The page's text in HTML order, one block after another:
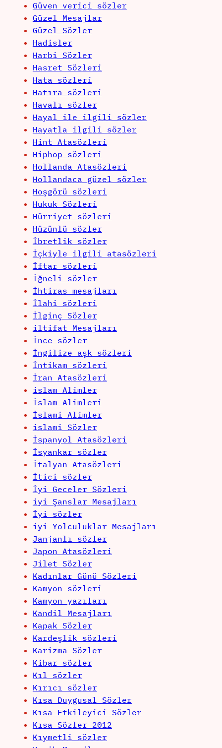
Güven verici sözler
Güzel Mesajlar
Güzel Sözler
Hadisler
Harbi Sözler
Hasret Sözleri
Hata sözleri
Hatıra sözleri
Havalı sözler
Hayal ile ilgili sözler
Hayatla ilgili sözler
Hint Atasözleri
Hiphop sözleri
Hollanda Atasözleri
Hollandaca güzel sözler
Hoşgörü sözleri
Hukuk Sözleri
Hürriyet sözleri
Hüzünlü sözler
İbretlik sözler
İçkiyle ilgili atasözleri
İftar sözleri
İğneli sözler
İhtiras mesajları
İlahi sözleri
İlginç Sözler
iltifat Mesajları
İnce sözler
İngilize aşk sözleri
İntikam sözleri
İran Atasözleri
islam Alimler
İslam Alimleri
İslami Alimler
islami Sözler
İspanyol Atasözleri
İsyankar sözler
İtalyan Atasözleri
İtici sözler
İyi Geceler Sözleri
iyi Şanslar Mesajları
İyi sözler
iyi Yolculuklar Mesajları
Janjanlı sözler
Japon Atasözleri
Jilet Sözler
Kadınlar Günü Sözleri
Kamyon sözleri
Kamyon yazıları
Kandil Mesajları
Kapak Sözler
Kardeşlik sözleri
Karizma Sözler
Kibar sözler
Kıl sözler
Kırıcı sözler
Kısa Duygusal Sözler
Kısa Etkileyici Sözler
Kısa Sözler 2012
Kıymetli sözler